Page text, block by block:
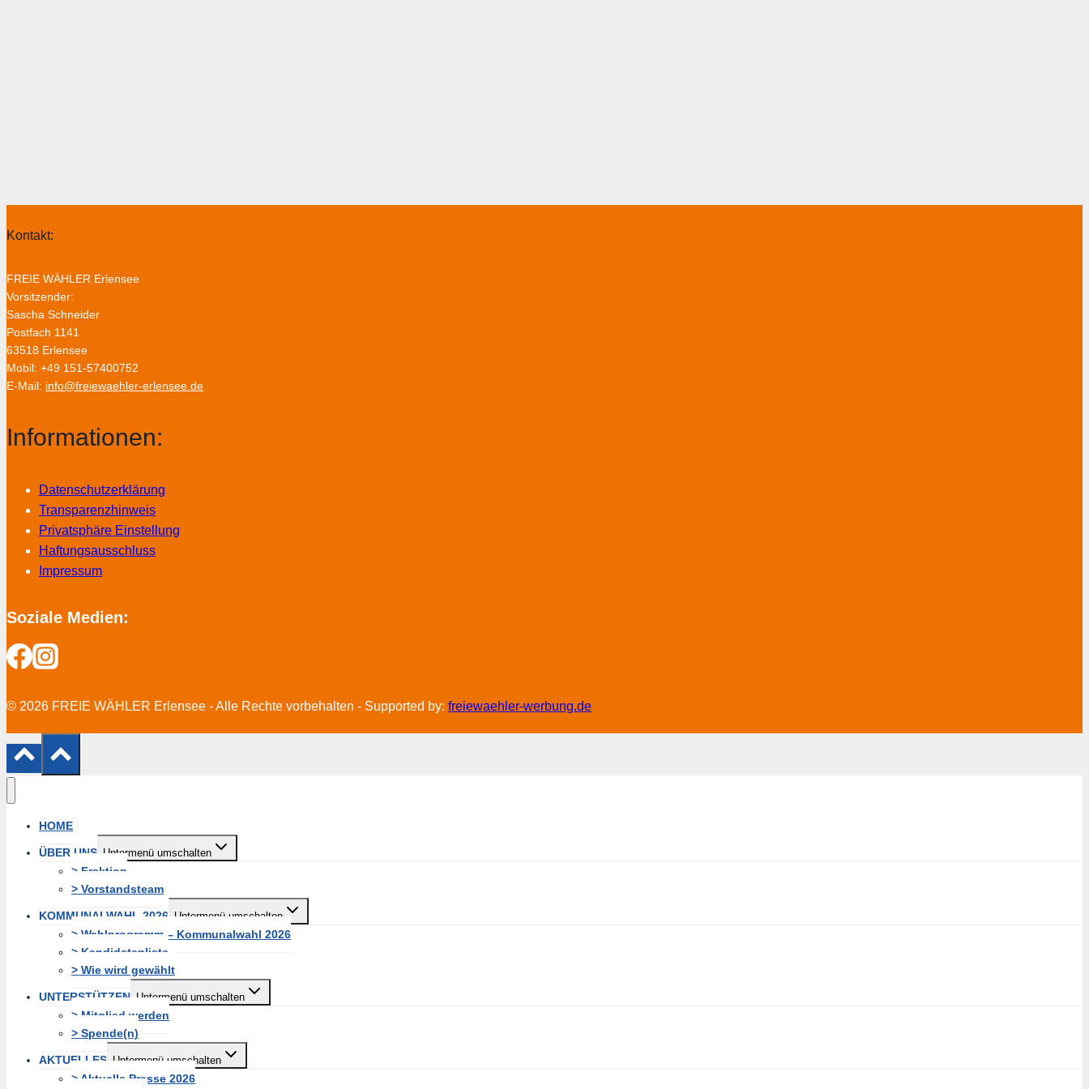
Kontakt:
FREIE WÄHLER Erlensee
Vorsitzender:
Sascha Schneider
Postfach 1141
63518 Erlensee
Mobil: +49 151-57400752
E-Mail: info@freiewaehler-erlensee.de
Informationen:
Datenschutzerklärung
Transparenzhinweis
Privatsphäre Einstellung
Haftungsausschluss
Impressum
Soziale Medien:
© 2026 FREIE WÄHLER Erlensee - Alle Rechte vorbehalten - Supported by: freiewaehler-werbung.de
HOME
ÜBER UNS Untermenü umschalten
> Fraktion
> Vorstandsteam
KOMMUNALWAHL 2026 Untermenü umschalten
> Wahlprogramm – Kommunalwahl 2026
> Kandidatenliste
> Wie wird gewählt
UNTERSTÜTZEN Untermenü umschalten
> Mitglied werden
> Spende(n)
AKTUELLES Untermenü umschalten
> Aktuelle Presse 2026